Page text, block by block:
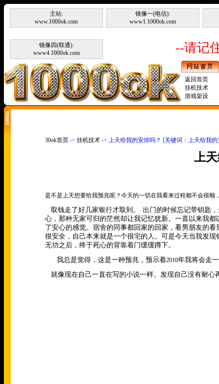
主站:
www.1000ok.com
镜像一(电信):
www1.1000ok.com
镜像四(联通):
www4.1000ok.com
--请记
返回首页
挂机技术
游戏架设
30ok首页 -> 挂机技术 -> 上天给我的安排吗？ [关键词：上天给我
上
是不是上天想要给我预兆呢？今天的一切在我看来过程都不会很
取钱走了好几家银行才取到。
出门的时候忘记带钥匙
心，那种无家可归的茫然却让我记忆犹新。一直以来我
了安心的感觉。宿舍的同事都回家的回家，看男朋友的
很安全，自己本来就是一个很宅的人。可是今天当我发
无功之后，终于死心的背靠着门缓缓蹲下。
我总是觉得，这是一种预兆，预示着2010年我将会走
就像现在自己一直在写的小说一样。发现自己没有耐